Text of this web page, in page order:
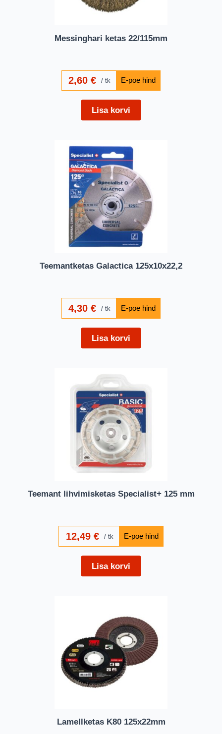
Messinghari ketas 22/115mm
2,60€ tk
Lisa korvi
Teemantketas Galactica 125x10x22,2
4,30€ tk
Lisa korvi
Teemant lihvimisketas Specialist+ 125 mm
12,49 € tk
Lisa korvi
Lamellketas K80 125x22mm